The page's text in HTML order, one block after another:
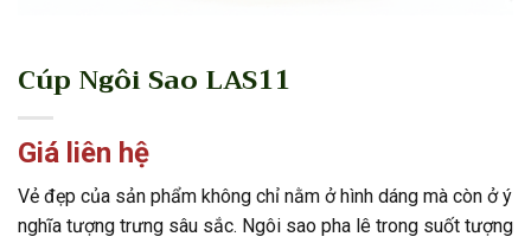
Cúp Ngôi Sao LAS11
Giá liên hệ
Vẻ đẹp của sản phẩm không chỉ nằm ở hình dáng mà còn ở ý
nghĩa tượng trưng sâu sắc. Ngôi sao pha lê trong suốt tượng